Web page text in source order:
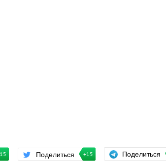
Поделиться +15 Поделиться